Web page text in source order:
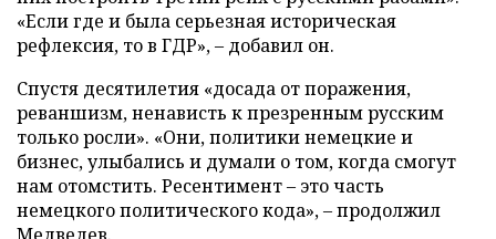
«Если где и была серьезная историческая
рефлексия, то в ГДР», – добавил он.
Спустя десятилетия «досада от поражения,
реваншизм, ненависть к презренным русским
только росли». «Они, политики немецкие и
бизнес, улыбались и думали о том, когда смогут
нам отомстить. Ресентимент – это часть
немецкого политического кода», – продолжил